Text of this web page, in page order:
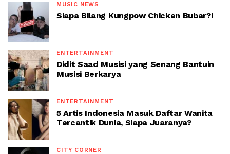
MUSIC NEWS
Siapa Bilang Kungpow Chicken Bubar?!
ENTERTAINMENT
Didit Saad Musisi yang Senang Bantuin
Musisi Berkarya
ENTERTAINMENT
5 Artis Indonesia Masuk Daftar Wanita
Tercantik Dunia, Siapa Juaranya?
CITY CORNER